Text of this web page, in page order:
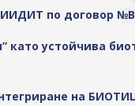
по договор
като устойчива
на